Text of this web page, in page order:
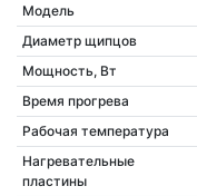
Модель
Диаметр щипцов
Мощность, Вт
Время прогрева
Рабочая температура
Нагревательные
пластины